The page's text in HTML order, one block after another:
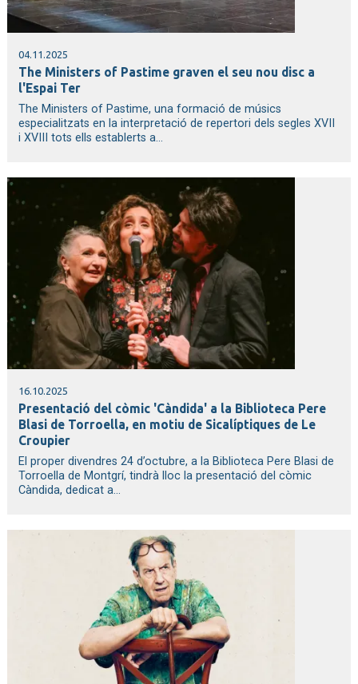
04.11.2025
The Ministers of Pastime graven el seu nou disc a
l'Espai Ter
The Ministers of Pastime, una formació de músics
especialitzats en la interpretació de repertori dels segles XVII
i XVIII tots ells establerts a...
16.10.2025
Presentació del còmic 'Càndida' a la Biblioteca Pere
Blasi de Torroella, en motiu de Sicalíptiques de Le
Croupier
El proper divendres 24 d’octubre, a la Biblioteca Pere Blasi de
Torroella de Montgrí, tindrà lloc la presentació del còmic
Càndida, dedicat a...